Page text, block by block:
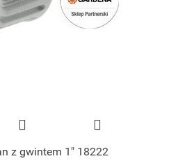
z gwintem 1" 18222